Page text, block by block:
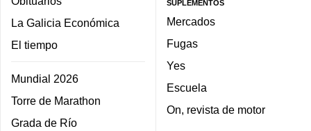
La Galicia Económica
El tiempo
Mundial 2026
Torre de Marathon
Grada de Río
SUPLEMENTOS
Mercados
Fugas
Yes
Escuela
On, revista de motor